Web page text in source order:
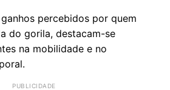
percebidos por quem
do gorila, destacam-se
na mobilidade e no